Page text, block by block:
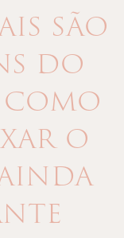
são
do
o